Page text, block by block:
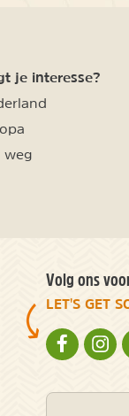
je interesse?
weg
Volg ons
LET'S GET